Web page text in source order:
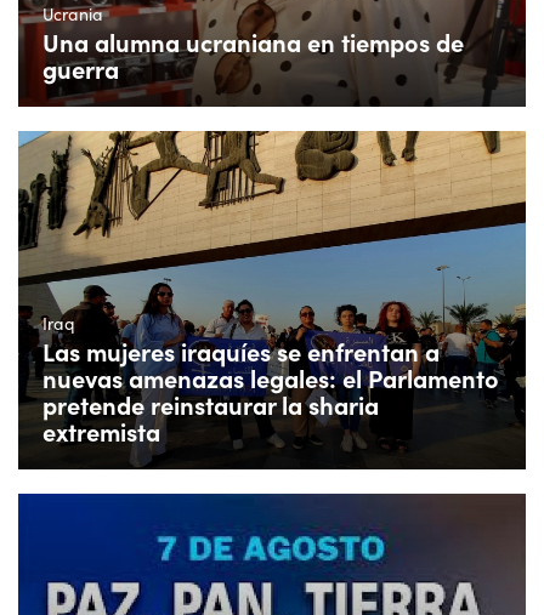
Ucrania
Una alumna ucraniana en tiempos de
guerra
Iraq
Las mujeres iraquíes se enfrentan a
nuevas amenazas legales: el Parlamento
pretende reinstaurar la sharia
extremista